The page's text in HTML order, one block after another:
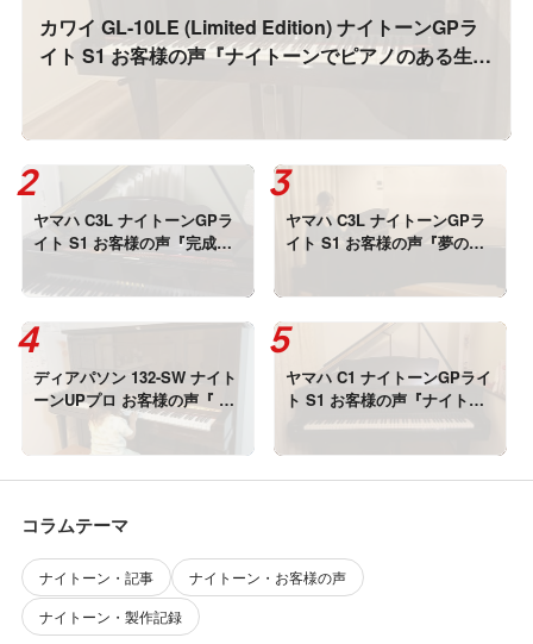
カワイ GL-10LE (Limited Edition) ナイトーンGPラ
イト S1 お客様の声『ナイトーンでピアノのある生
活、感無量です！！』
ヤマハ C3L ナイトーンGPラ
イト S1 お客様の声『完成し
た音を聞いて涙が。。』
ヤマハ C3L ナイトーンGPラ
イト S1 お客様の声『夢のよ
ディアパソン 132-SW ナイト
ーンUPプロ お客様の声『 TV
の音よりも小さい音で鳴るよ
うになった♪』
ヤマハ C1 ナイトーンGPライ
ト S1 お客様の声『ナイトー
ンはピアノでありながら、新
コラムテーマ
ナイトーン・記事
ナイトーン・お客様の声
ナイトーン・製作記録